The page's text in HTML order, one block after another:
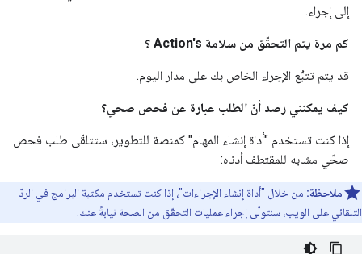
إلى إجراء.
كم مرة يتم التحقّق من سلامة Action's ؟
قد يتم تتبُّع الإجراء الخاص بك على مدار اليوم.
كيف يمكنني رصد أنّ الطلب عبارة عن فحص صحي؟
إذا كنت تستخدم "أداة إنشاء المهام" كمنصة للتطوير، ستتلقّى طلب فحص
صحّي مشابه للمقتطف أدناه:
ملاحظة: من خلال "أداة إنشاء الإجراءات"، إذا كنت تستخدم مكتبة البرامج في الردّ
التلقائي على الويب، سنتولّى إجراء عمليات التحقّق من الصحة نيابةً عنك.